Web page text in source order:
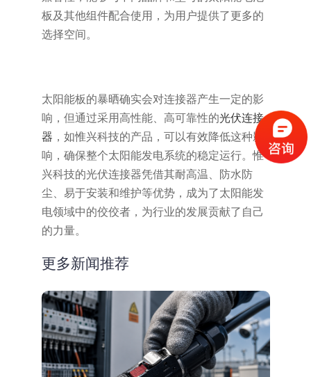
板及其他组件配合使用，为用户提供了更多的
选择空间。
太阳能板的暴晒确实会对连接器产生一定的影
响，但通过采用高性能、高可靠性的光伏连接
器 ，如惟兴科技的产品，可以有效降低这种影
响，确保整个太阳能发电系统的稳定运行。惟
兴科技的光伏连接器凭借其耐高温、防水防
尘、易于安装和维护等优势，成为了太阳能发
电领域中的佼佼者，为行业的发展贡献了自己
的力量。
更多新闻推荐